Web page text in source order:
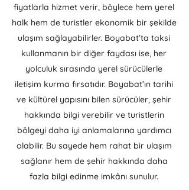
fiyatlarla hizmet verir, böylece hem yerel
halk hem de turistler ekonomik bir şekilde
ulaşım sağlayabilirler. Boyabat’ta taksi
kullanmanın bir diğer faydası ise, her
yolculuk sırasında yerel sürücülerle
iletişim kurma fırsatıdır. Boyabat’ın tarihi
ve kültürel yapısını bilen sürücüler, şehir
hakkında bilgi verebilir ve turistlerin
bölgeyi daha iyi anlamalarına yardımcı
olabilir. Bu sayede hem rahat bir ulaşım
sağlanır hem de şehir hakkında daha
fazla bilgi edinme imkânı sunulur.